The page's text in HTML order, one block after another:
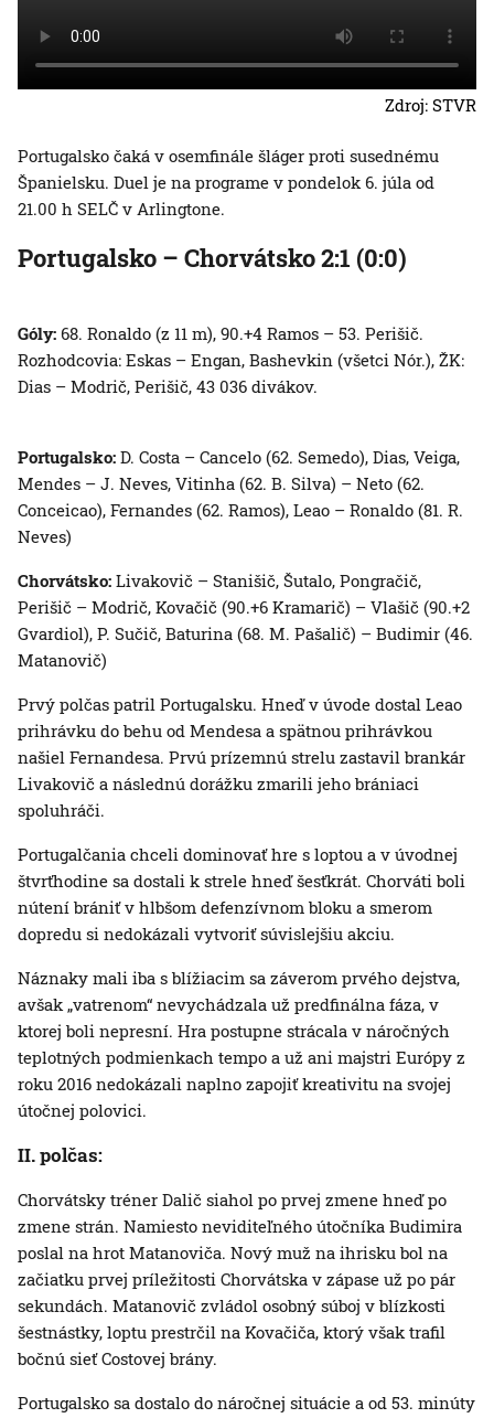
Zdroj: STVR
Portugalsko čaká v osemfinále šláger proti susednému
Španielsku. Duel je na programe v pondelok 6. júla od
21.00 h SELČ v Arlingtone.
Portugalsko – Chorvátsko 2:1 (0:0)
Góly: 68. Ronaldo (z 11 m), 90.+4 Ramos – 53. Perišič.
Rozhodcovia: Eskas – Engan, Bashevkin (všetci Nór.), ŽK:
Dias – Modrič, Perišič, 43 036 divákov.
Portugalsko: D. Costa – Cancelo (62. Semedo), Dias, Veiga,
Mendes – J. Neves, Vitinha (62. B. Silva) – Neto (62.
Conceicao), Fernandes (62. Ramos), Leao – Ronaldo (81. R.
Neves)
Chorvátsko: Livakovič – Stanišič, Šutalo, Pongračič,
Perišič – Modrič, Kovačič (90.+6 Kramarič) – Vlašič (90.+2
Gvardiol), P. Sučič, Baturina (68. M. Pašalič) – Budimir (46.
Matanovič)
Prvý polčas patril Portugalsku. Hneď v úvode dostal Leao
prihrávku do behu od Mendesa a spätnou prihrávkou
našiel Fernandesa. Prvú prízemnú strelu zastavil brankár
Livakovič a následnú dorážku zmarili jeho brániaci
spoluhráči.
Portugalčania chceli dominovať hre s loptou a v úvodnej
štvrťhodine sa dostali k strele hneď šesťkrát. Chorváti boli
nútení brániť v hlbšom defenzívnom bloku a smerom
dopredu si nedokázali vytvoriť súvislejšiu akciu.
Náznaky mali iba s blížiacim sa záverom prvého dejstva,
avšak „vatrenom“ nevychádzala už predfinálna fáza, v
ktorej boli nepresní. Hra postupne strácala v náročných
teplotných podmienkach tempo a už ani majstri Európy z
roku 2016 nedokázali naplno zapojiť kreativitu na svojej
útočnej polovici.
II. polčas:
Chorvátsky tréner Dalič siahol po prvej zmene hneď po
zmene strán. Namiesto neviditeľného útočníka Budimira
poslal na hrot Matanoviča. Nový muž na ihrisku bol na
začiatku prvej príležitosti Chorvátska v zápase už po pár
sekundách. Matanovič zvládol osobný súboj v blízkosti
šestnástky, loptu prestrčil na Kovačiča, ktorý však trafil
bočnú sieť Costovej brány.
Portugalsko sa dostalo do náročnej situácie a od 53. minúty